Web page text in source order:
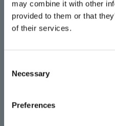
may combine it with other
provided to them or that
of their services.
Selection
Necessary
Preferences
causa silenciosa
móvil porque